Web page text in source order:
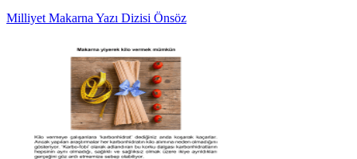
Milliyet Makarna Yazı Dizisi Önsöz